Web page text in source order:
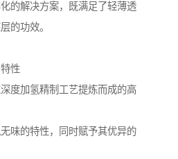
的解决方案，既满足了轻薄透
的功效。
性
度加氢精制工艺提炼而成的高
味的特性，同时赋予其优异的